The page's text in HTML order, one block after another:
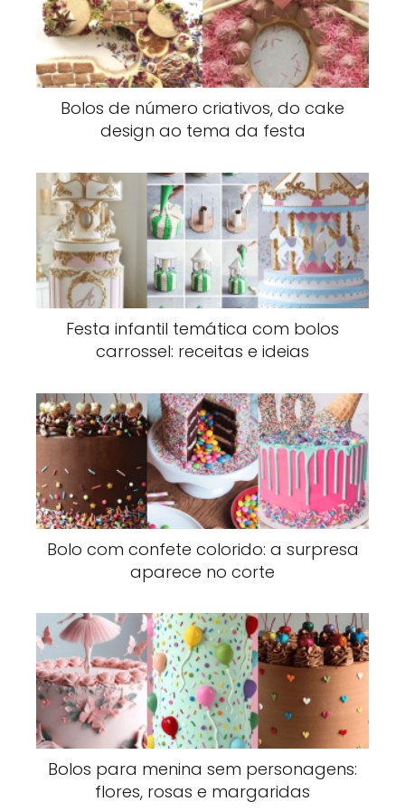
Bolos de número criativos, do cake
design ao tema da festa
Festa infantil temática com bolos
carrossel: receitas e ideias
Bolo com confete colorido: a surpresa
aparece no corte
Bolos para menina sem personagens:
flores, rosas e margaridas